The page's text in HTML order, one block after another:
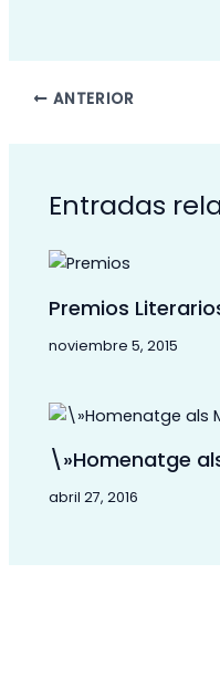
ANTERIOR
Entradas
Premios
noviembre 5, 2015
\»Homenatge
abril 27, 2016